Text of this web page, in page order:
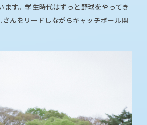
ます。学生時代はずっと野球をやってき
んをリードしながらキャッチボール開